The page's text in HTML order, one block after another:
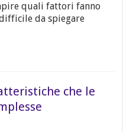
quali fattori fanno
da spiegare
che le